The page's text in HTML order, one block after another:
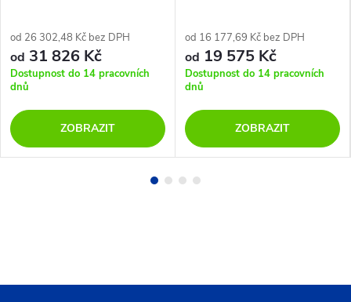
od 26 302,48 Kč bez DPH
od 31 826 Kč
Dostupnost do 14 pracovních
dnů
ZOBRAZIT
od 16 177,69 Kč bez DPH
od 19 575 Kč
Dostupnost do 14 pracovních
dnů
ZOBRAZIT